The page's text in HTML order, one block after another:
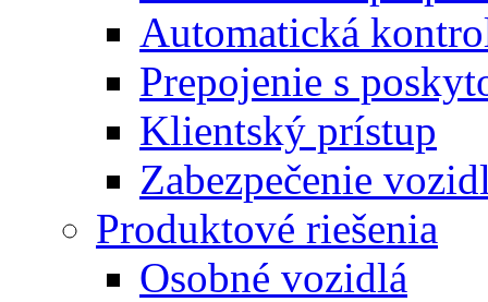
Automatická
Prepojenie s
Klientský prístup
Zabezpečenie
Produktové riešenia
Osobné vozidlá